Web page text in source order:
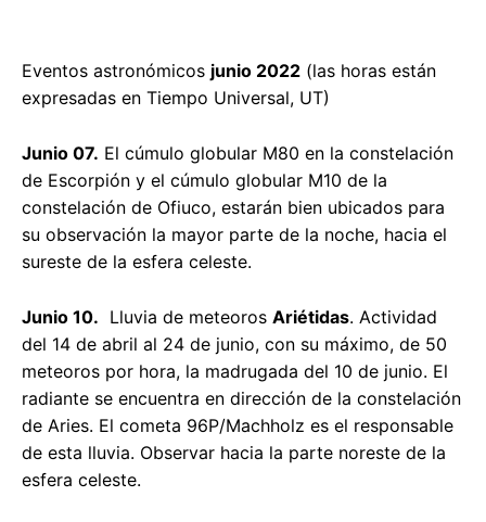
Eventos astronómicos junio 2022 (las horas están
expresadas en Tiempo Universal, UT)
Junio 07. El cúmulo globular M80 en la constelación
de Escorpión y el cúmulo globular M10 de la
constelación de Ofiuco, estarán bien ubicados para
su observación la mayor parte de la noche, hacia el
sureste de la esfera celeste.
Junio 10. Lluvia de meteoros Ariétidas. Actividad
del 14 de abril al 24 de junio, con su máximo, de 50
meteoros por hora, la madrugada del 10 de junio. El
radiante se encuentra en dirección de la constelación
de Aries. El cometa 96P/Machholz es el responsable
de esta lluvia. Observar hacia la parte noreste de la
esfera celeste.